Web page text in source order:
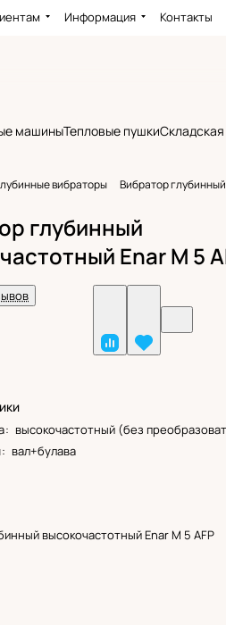
Информация Контакты
машиныТепловые пушки
вибраторы Вибратор
глубинный
Enar M 5
: высокочастотный (без
: вал+булава
высокочастотный Enar M 5 AFP